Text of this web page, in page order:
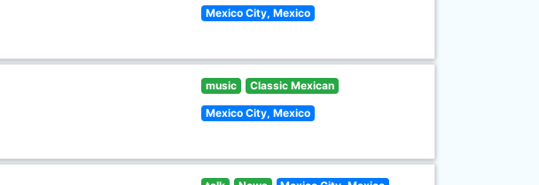
Mexico City, Mexico
music Classic Mexican
Mexico City, Mexico